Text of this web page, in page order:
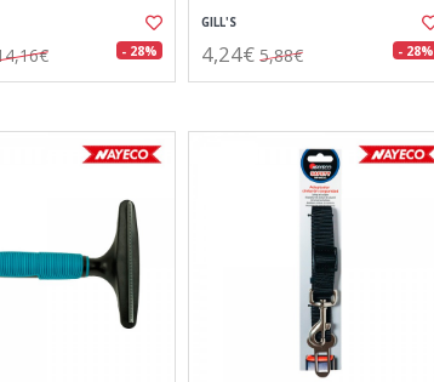
- 28%
GILL'S
4,24€ 5,88€ - 28%